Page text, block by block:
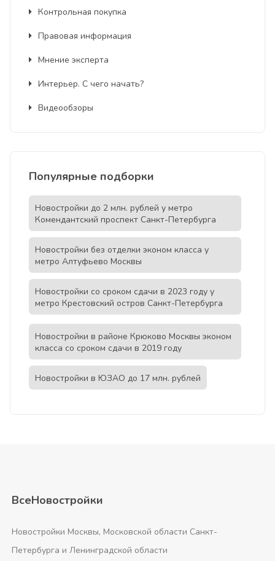
Контрольная покупка
Правовая информация
Мнение эксперта
Интерьер. С чего начать?
Видеообзоры
Популярные подборки
Новостройки до 2 млн. рублей у метро
Комендантский проспект Санкт-Петербурга
Новостройки без отделки эконом класса у
метро Алтуфьево Москвы
Новостройки со сроком сдачи в 2023 году у
метро Крестовский остров Санкт-Петербурга
Новостройки в районе Крюково Москвы эконом
класса со сроком сдачи в 2019 году
Новостройки в ЮЗАО до 17 млн. рублей
ВсеНовостройки
Новостройки Москвы, Московской области Санкт-
Петербурга и Ленинградской области